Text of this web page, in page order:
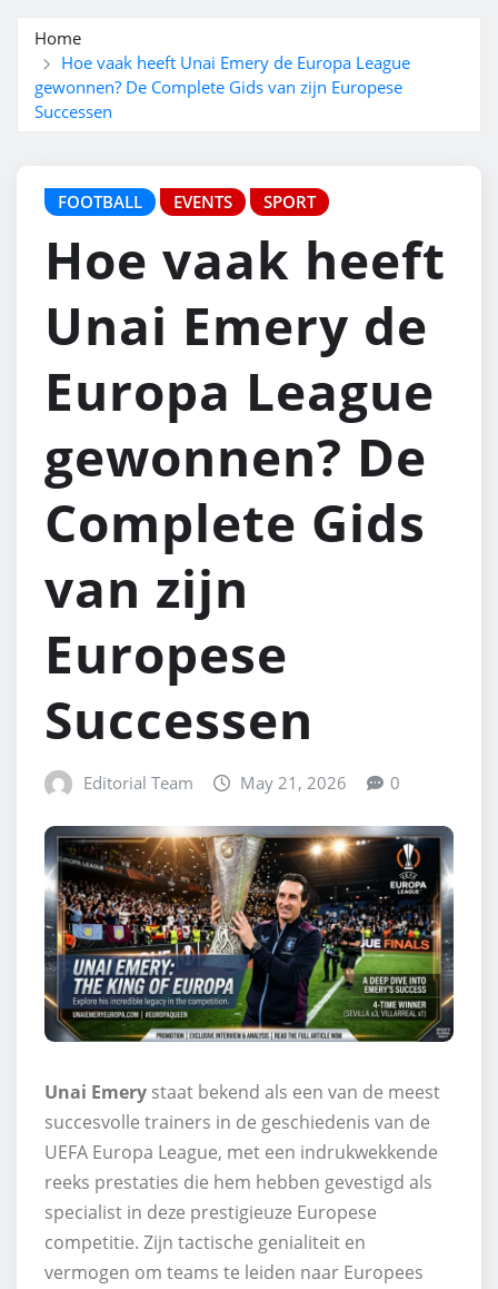
Home
Hoe vaak heeft Unai Emery de Europa League
gewonnen? De Complete Gids van zijn Europese
Successen
FOOTBALL EVENTS SPORT
Hoe vaak heeft
Unai Emery de
Europa League
gewonnen? De
Complete Gids
van zijn
Europese
Successen
Editorial Team May 21, 2026 0
Unai Emery staat bekend als een van de meest
succesvolle trainers in de geschiedenis van de
UEFA Europa League, met een indrukwekkende
reeks prestaties die hem hebben gevestigd als
specialist in deze prestigieuze Europese
competitie. Zijn tactische genialiteit en
vermogen om teams te leiden naar Europees